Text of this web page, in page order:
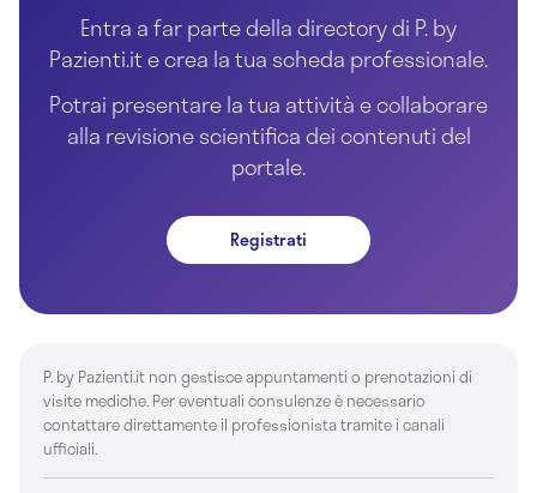
Entra a far parte della directory di P. by
Pazienti.it e crea la tua scheda professionale.
Potrai presentare la tua attività e collaborare
alla revisione scientifica dei contenuti del
portale.
Registrati
P. by Pazienti.it non gestisce appuntamenti o prenotazioni di
visite mediche. Per eventuali consulenze è necessario
contattare direttamente il professionista tramite i canali
ufficiali.